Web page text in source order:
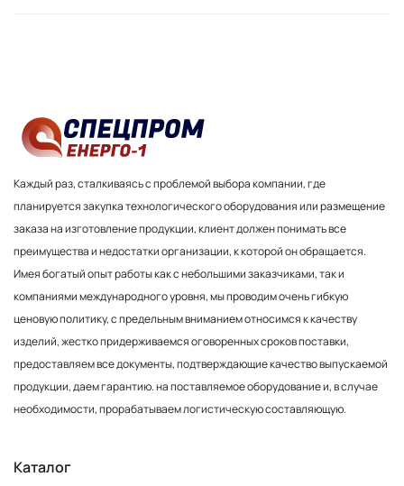
Каждый раз, сталкиваясь с проблемой выбора компании, где
планируется закупка технологического оборудования или размещение
заказа на изготовление продукции, клиент должен понимать все
преимущества и недостатки организации, к которой он обращается.
Имея богатый опыт работы как с небольшими заказчиками, так и
компаниями международного уровня, мы проводим очень гибкую
ценовую политику, с предельным вниманием относимся к качеству
изделий, жестко придерживаемся оговоренных сроков поставки,
предоставляем все документы, подтверждающие качество выпускаемой
продукции, даем гарантию. на поставляемое оборудование и, в случае
необходимости, прорабатываем логистическую составляющую.
Каталог